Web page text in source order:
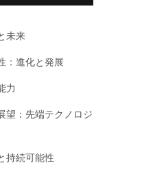
未来
：進化と発展
力
望：先端テクノロジ
持続可能性